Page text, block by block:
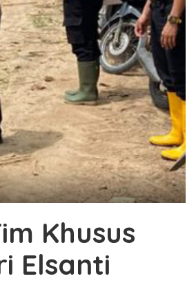
Khusus
Elsanti